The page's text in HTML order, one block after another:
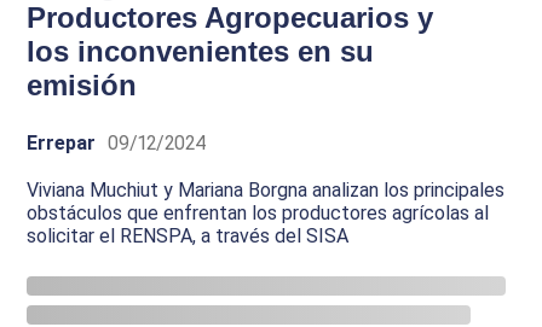
Productores Agropecuarios y
los inconvenientes en su
emisión
Errepar 09/12/2024
Viviana Muchiut y Mariana Borgna analizan los principales
obstáculos que enfrentan los productores agrícolas al
solicitar el RENSPA, a través del SISA